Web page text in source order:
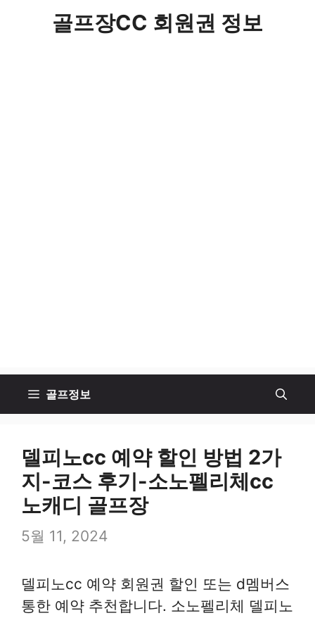
골프장CC 회원권 정보
골프정보
델피노cc 예약 할인 방법 2가
지-코스 후기-소노펠리체cc
노캐디 골프장
5월 11, 2024
델피노cc 예약 회원권 할인 또는 d멤버스
통한 예약 추천합니다. 소노펠리체 델피노